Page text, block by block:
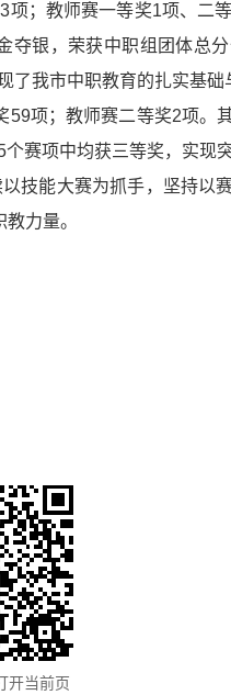
；教师赛一等奖1项、二
银，荣获中职组团体总
了我市中职教育的扎实基础
项；教师赛二等奖2项。
赛项中均获三等奖，实现
技能大赛为抓手，坚持以
力量。
开当前页